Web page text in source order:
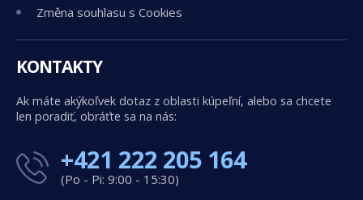
Změna souhlasu s Cookies
KONTAKTY
Ak máte akýkoľvek dotaz z oblasti kúpeľní, alebo sa chcete
len poradiť, obráťte sa na nás:
+421 222 205 164
(Po - Pi: 9:00 - 15:30)